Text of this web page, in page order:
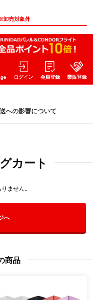
卸売対象外
ログイン 会員登録 業販登録
への影響について
カート
ません。
へ
商品